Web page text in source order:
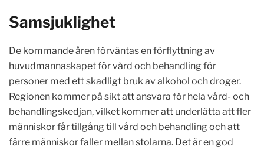
Samsjuklighet
De kommande åren förväntas en förflyttning av
huvudmannaskapet för vård och behandling för
personer med ett skadligt bruk av alkohol och droger.
Regionen kommer på sikt att ansvara för hela vård- och
behandlingskedjan, vilket kommer att underlätta att fler
människor får tillgång till vård och behandling och att
färre människor faller mellan stolarna. Det är en god